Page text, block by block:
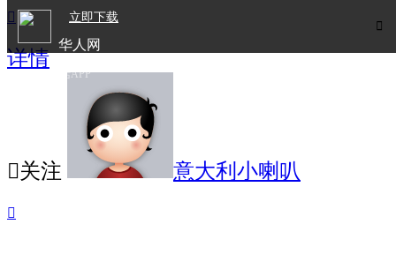

立即下载
华人网
欧洲华人生活APP

详情
关注 意大利小喇叭
